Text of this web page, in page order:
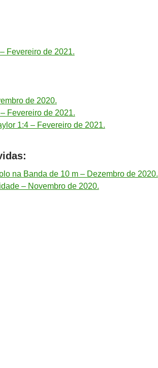
Fevereiro de 2021.
de 2020.
Fevereiro de 2021.
1:4 – Fevereiro de 2021.
na Banda de 10 m – Dezembro de 2020.
– Novembro de 2020.